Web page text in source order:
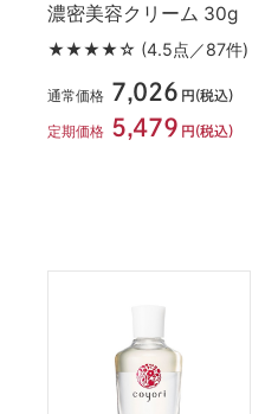
濃密美容クリーム 30g
★★★★☆ (4.5点／87件)
通常価格 7,026 円(税込)
定期価格 5,479 円(税込)